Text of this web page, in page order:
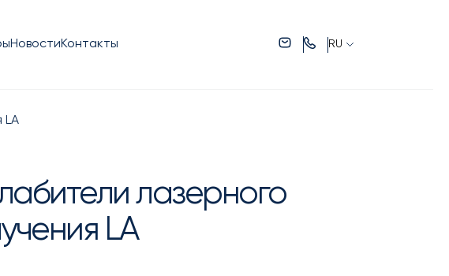
НовостиКонтакты RU
LA
лазерного
LA